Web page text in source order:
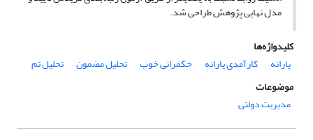
‌مدل نهایی پژوهش طراحی شد.
کلیدواژه‌ها
یارانه
کارآمدی یارانه حکمرانی خوب تحلیل مضمون
تحلیل تم
موضوعات
مدیریت دولتی